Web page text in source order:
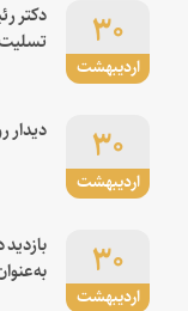
اردیبهشت
۳۰
دکتر
اردیبهشت
۳۰ دیدار
اردیبهشت
۳۰